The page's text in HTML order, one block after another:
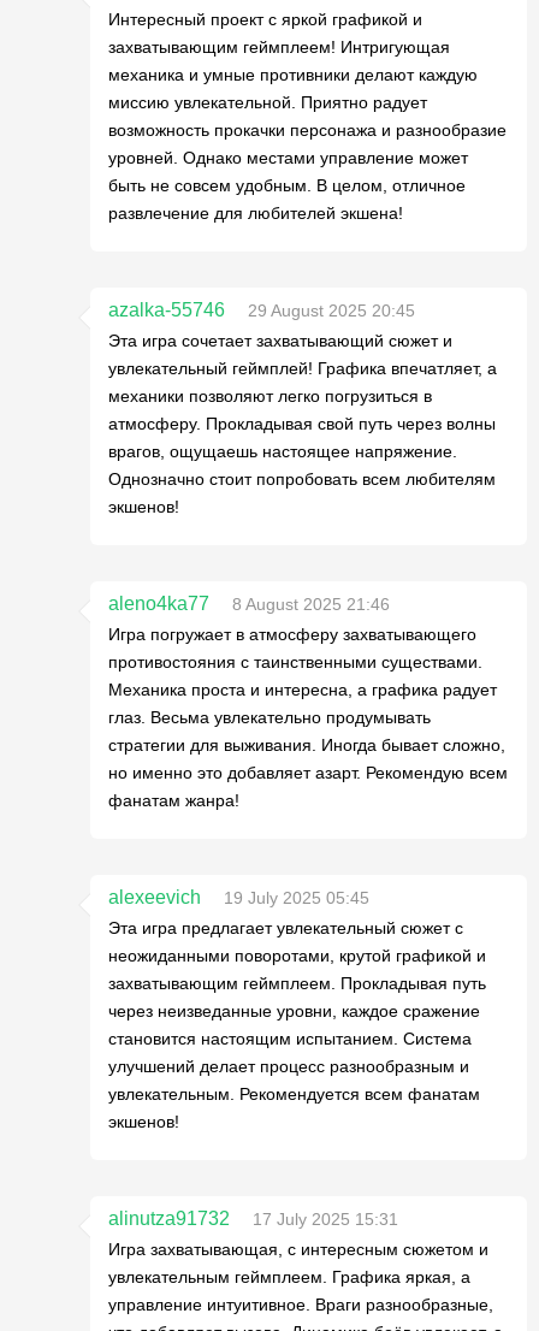
Интересный проект с яркой графикой и
захватывающим геймплеем! Интригующая
механика и умные противники делают каждую
миссию увлекательной. Приятно радует
возможность прокачки персонажа и разнообразие
уровней. Однако местами управление может
быть не совсем удобным. В целом, отличное
развлечение для любителей экшена!
azalka-55746
29 August 2025 20:45
Эта игра сочетает захватывающий сюжет и
увлекательный геймплей! Графика впечатляет, а
механики позволяют легко погрузиться в
атмосферу. Прокладывая свой путь через волны
врагов, ощущаешь настоящее напряжение.
Однозначно стоит попробовать всем любителям
экшенов!
aleno4ka77
8 August 2025 21:46
Игра погружает в атмосферу захватывающего
противостояния с таинственными существами.
Механика проста и интересна, а графика радует
глаз. Весьма увлекательно продумывать
стратегии для выживания. Иногда бывает сложно,
но именно это добавляет азарт. Рекомендую всем
фанатам жанра!
alexeevich
19 July 2025 05:45
Эта игра предлагает увлекательный сюжет с
неожиданными поворотами, крутой графикой и
захватывающим геймплеем. Прокладывая путь
через неизведанные уровни, каждое сражение
становится настоящим испытанием. Система
улучшений делает процесс разнообразным и
увлекательным. Рекомендуется всем фанатам
экшенов!
alinutza91732
17 July 2025 15:31
Игра захватывающая, с интересным сюжетом и
увлекательным геймплеем. Графика яркая, а
управление интуитивное. Враги разнообразные,